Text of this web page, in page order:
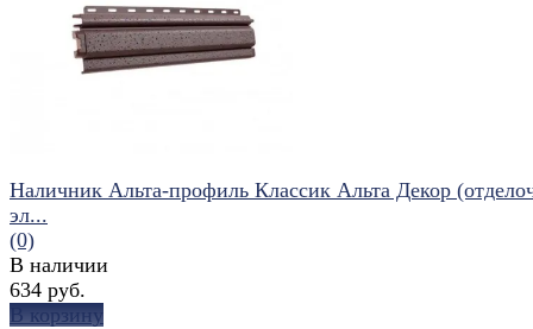
Наличник Альта-профиль Классик Альта Декор
эл...
(0)
В наличии
634 руб.
В корзину